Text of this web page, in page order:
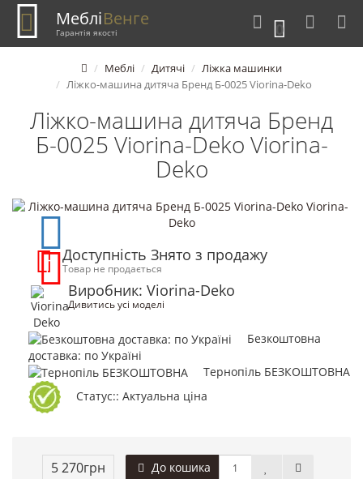
0
МебліВенге
Гарантія якості
Меблі Дитячі
Ліжка машинки
Ліжко-машина дитяча Бренд Б-0025 Viorina-Deko
Ліжко-машина дитяча Бренд
Б-0025 Viorina-Deko Viorina-
Deko
Доступність Знято з продажу
Товар не продається
Виробник: Viorina-Deko
Дивитись усі моделі
Безкоштовна
доставка: по Україні
Тернопіль БЕЗКОШТОВНА
Статус:: Актуальна ціна
5 270грн До кошика